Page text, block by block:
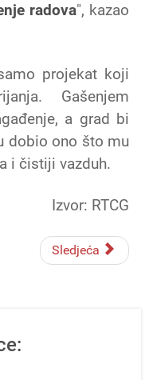
radova", kazao
projekat koji
Gašenjem
a grad bi
dobio ono što mu
i čistiji vazduh.
Izvor: RTCG
Sledjeća